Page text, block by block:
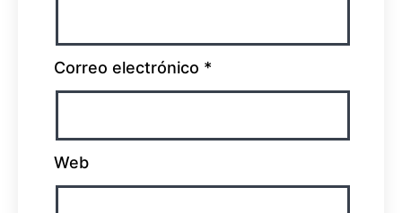
Correo electrónico *
Web